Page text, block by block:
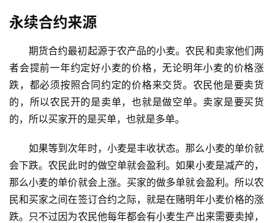
永续合约来源
期货合约最初起源于农产品的小麦。农民和卖家他们两
者会提前一年约定好小麦的价格，无论明年小麦的价格涨
跌，都必须按照合同约定的价格来交货。农民他是要卖货
的，所以农民开的是卖单，也就是做空单。卖家是要买货
的，所以买家开的是买单，也就是多单。
如果等到次年时，小麦是丰收状态。那么小麦的单价就
会下跌。农民此时的做空单就会盈利。如果小麦是减产的，
那么小麦的单价就会上涨。买家的做多单就会盈利。所以农
民和买家之间在签订合约之际，就是在赌明年小麦价格的涨
跌。只不过因为农民他每年都会有小麦生产出来需要卖掉，